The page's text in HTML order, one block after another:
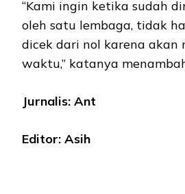
“Kami ingin ketika sudah
oleh satu lembaga, tidak
dicek dari nol karena akan
waktu,” katanya
Jurnalis: Ant
Editor: Asih